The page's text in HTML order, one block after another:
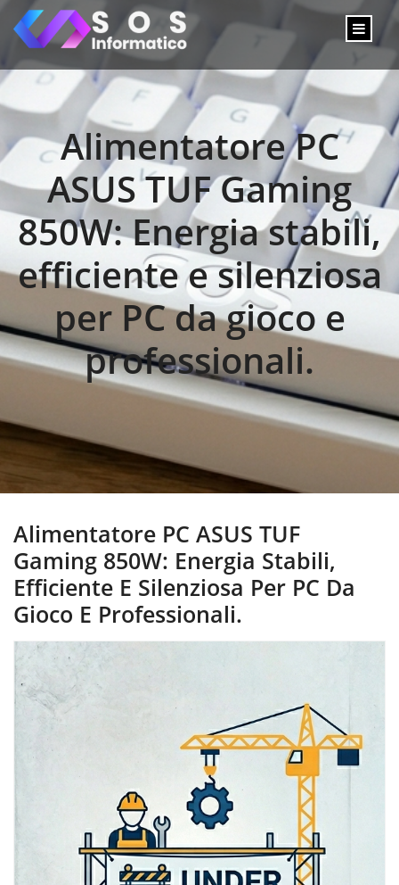
Alimentatore PC
ASUS TUF Gaming
850W: Energia stabili,
efficiente e silenziosa
per PC da gioco e
professionali.
Alimentatore PC ASUS TUF
Gaming 850W: Energia Stabili,
Efficiente E Silenziosa Per PC Da
Gioco E Professionali.